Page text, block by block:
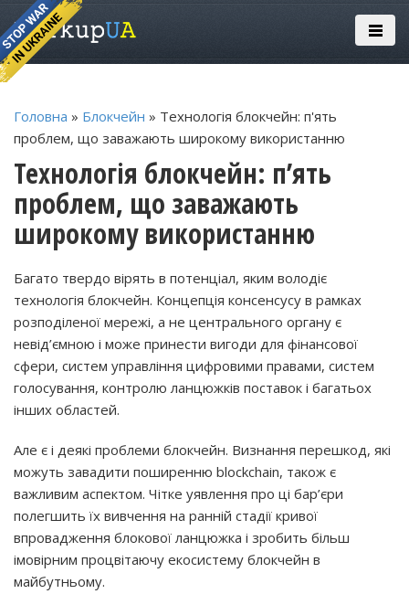
Головна » Блокчейн » Технологія блокчейн: п'ять
проблем, що заважають широкому використанню
Технологія блокчейн: п’ять
проблем, що заважають
широкому використанню
Багато твердо вірять в потенціал, яким володіє
технологія блокчейн. Концепція консенсусу в рамках
розподіленої мережі, а не центрального органу є
невід’ємною і може принести вигоди для фінансової
сфери, систем управління цифровими правами, систем
голосування, контролю ланцюжків поставок і багатьох
інших областей.
Але є і деякі проблеми блокчейн. Визнання перешкод, які
можуть завадити поширенню blockchain, також є
важливим аспектом. Чітке уявлення про ці бар’єри
полегшить їх вивчення на ранній стадії кривої
впровадження блокової ланцюжка і зробить більш
імовірним процвітаючу екосистему блокчейн в
майбутньому.